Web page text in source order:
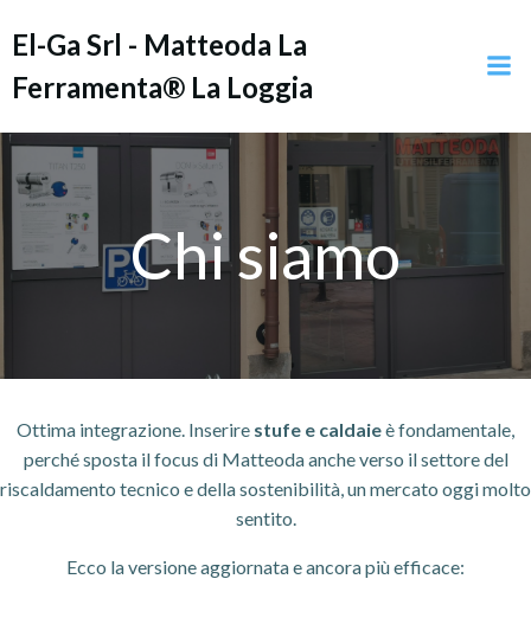
al
El-Ga Srl - Matteoda La
Ferramenta® La Loggia
Chi siamo
Ottima integrazione. Inserire stufe e caldaieè fondamentale,
perché sposta il focus di Matteoda anche verso il settore del
riscaldamento tecnico e della sostenibilità, un mercato oggi molto
sentito.
Ecco la versione aggiornata e ancora più efficace: